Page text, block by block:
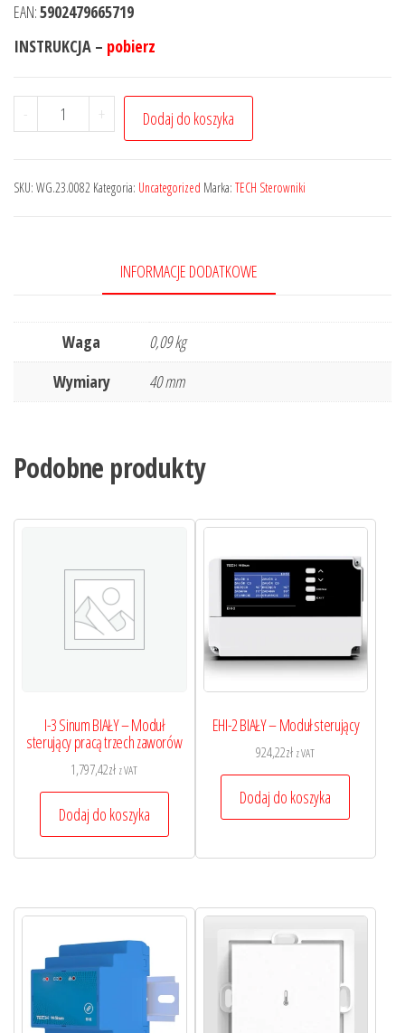
EAN:5902479665719
INSTRUKCJA – pobierz
- + Dodaj do koszyka
SKU: WG.23.0082 Kategoria: Uncategorized Marka: TECH Sterowniki
INFORMACJE DODATKOWE
Waga
0,09 kg
Wymiary
40 mm
Podobne produkty
I-3 Sinum BIAŁY – Moduł
sterujący pracą trzech zaworów
1,797,42zł z VAT
Dodaj do koszyka
EHI-2 BIAŁY – Moduł sterujący
924,22zł z VAT
Dodaj do koszyka